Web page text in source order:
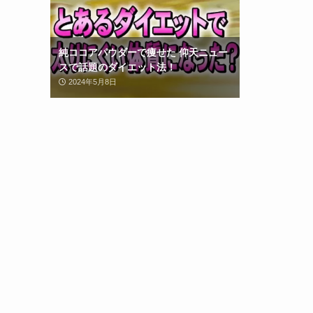
純ココアパウダーで痩せた 仰天ニュー
スで話題のダイエット法！
2024年5月8日